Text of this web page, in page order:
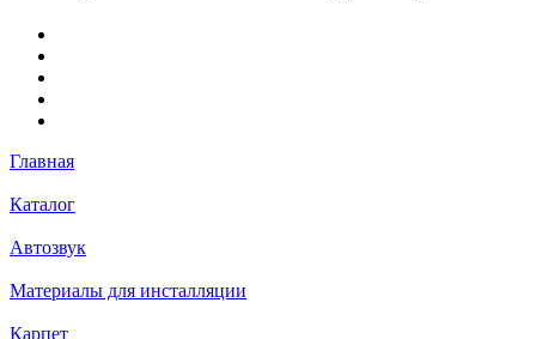
Главная
Каталог
Автозвук
Материалы для инсталляции
Карпет